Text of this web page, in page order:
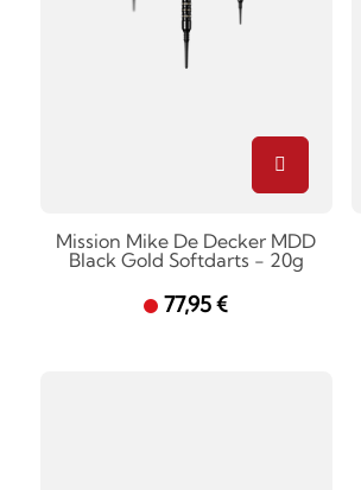
Mission Mike De Decker MDD
Black Gold Softdarts - 20g
77,95 €